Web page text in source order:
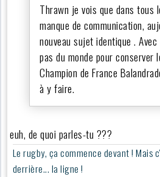
Thrawn je vois que dans tous
manque de communication,
nouveau sujet identique .
pas du monde pour conserver
Champion de France
à y faire.
euh, de quoi parles-tu ???
Le rugby, ça commence devant ! Mais
derrière... la ligne !